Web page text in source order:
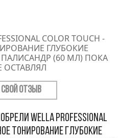
COLOR TOUCH -
ГЛУБОКИЕ
(60 МЛ) ПОКА
ОСТАВЛЯЛ
ОТЗЫВ
Wella Professional
тонирование глубокие